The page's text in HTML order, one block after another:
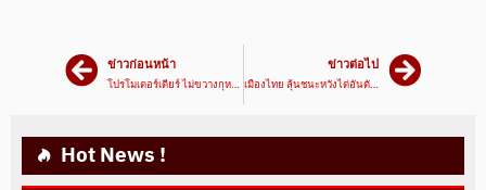
ข่าวก่อนหน้า
โปรโมเตอร์เดียร์ ไม่ขวางกุหลาบดำชก ONE Lumpinee
ข่าวต่อไป
เมืองไทย ลุ้นชนะหวังไต่อันดับชิงแชมป์
Hot News !